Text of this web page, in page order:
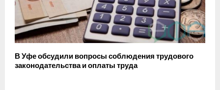
В Уфе обсудили вопросы соблюдения трудового
законодательства и оплаты труда